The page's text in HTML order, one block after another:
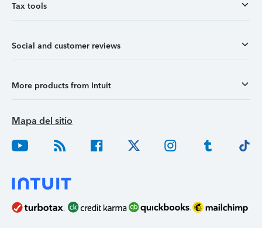
Tax tools
Social and customer reviews
More products from Intuit
Mapa del sitio